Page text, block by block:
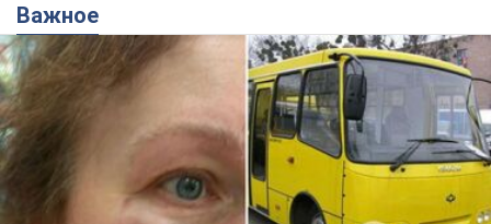
Важное